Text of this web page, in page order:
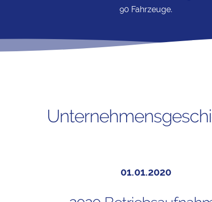
90 Fahrzeuge.
01.01.2020